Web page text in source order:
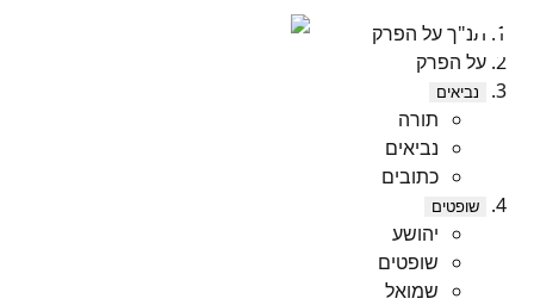
תנ"ך על הפרק
על הפרק
נביאים
תורה
נביאים
כתובים
שופטים
יהושע
שופטים
שמואל